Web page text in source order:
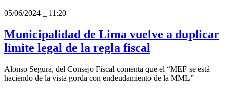
05/06/2024
11:20
Municipalidad de Lima vuelve a duplicar
límite legal de la regla fiscal
Alonso Segura, del Consejo Fiscal comenta que el “MEF se está
haciendo de la vista gorda con endeudamiento de la MML”